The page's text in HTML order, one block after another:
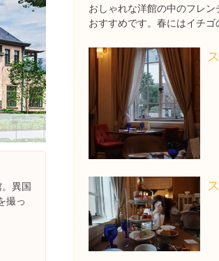
異国
撮っ
おしゃれな洋館の中のフレ
おすすめです。春にはイチゴ